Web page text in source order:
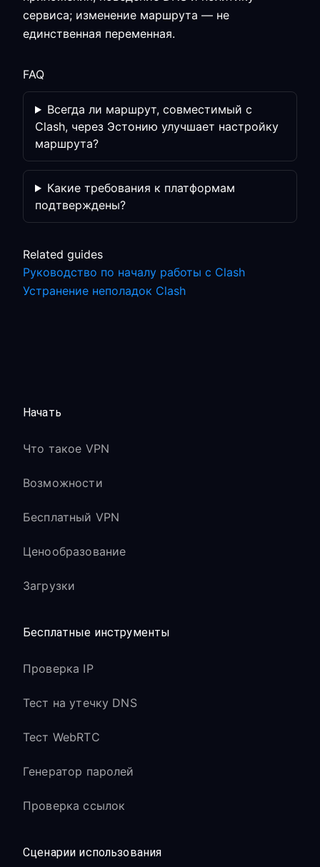
сервиса; изменение маршрута — не
единственная переменная.
FAQ
Всегда ли маршрут, совместимый с
Clash, через Эстонию улучшает настройку
маршрута?
Какие требования к платформам
подтверждены?
Related guides
Руководство по началу работы с Clash
Устранение неполадок Clash
Начать
Что такое VPN
Возможности
Бесплатный VPN
Ценообразование
Загрузки
Бесплатные инструменты
Проверка IP
Тест на утечку DNS
Тест WebRTC
Генератор паролей
Проверка ссылок
Сценарии использования